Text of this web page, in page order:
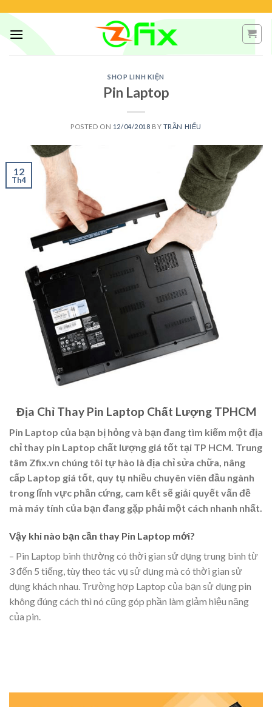
content
SHOP LINH KIỆN
Pin Laptop
POSTED ON 12/04/2018 BY TRẦN HIẾU
12
Th4
Địa Chỉ Thay Pin Laptop Chất Lượng TPHCM
Pin Laptop của bạn bị hỏng và bạn đang tìm kiếm một địa
chỉ thay pin Laptop chất lượng giá tốt tại TP HCM. Trung
tâm Zfix.vn chúng tôi tự hào là địa chỉ sửa chữa, nâng
cấp Laptop giá tốt, quy tụ nhiều chuyên viên đầu ngành
trong lĩnh vực phần cứng, cam kết sẽ giải quyết vấn đề
mà máy tính của bạn đang gặp phải một cách nhanh nhất.
Vậy khi nào bạn cần thay Pin Laptop mới?
– Pin Laptop bình thường có thời gian sử dụng trung bình từ
3 đến 5 tiếng, tùy theo tác vụ sử dụng mà có thời gian sử
dụng khách nhau. Trường hợp Laptop của bạn sử dụng pin
không đúng cách thì nó cũng góp phần làm giảm hiệu năng
của pin.